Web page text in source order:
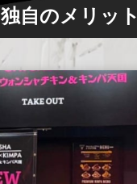
独自のメリット